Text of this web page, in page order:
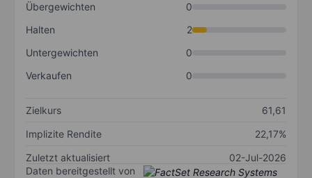
Übergewichten
0
Halten
2
Untergewichten
0
Verkaufen
0
Zielkurs
61,61
Implizite Rendite
22,17%
Zuletzt aktualisiert
02-Jul-2026
Daten bereitgestellt von